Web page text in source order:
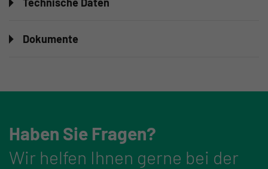
Dokumente
Haben Sie Fragen?
Wir helfen Ihnen gerne bei der